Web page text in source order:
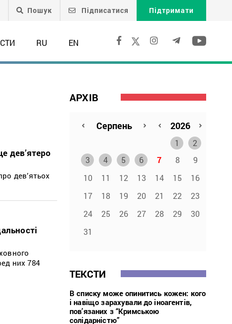
Пошук Підписатися Підтримати
RU EN
дев’ятеро
дев’ятьох
них 784
АРХІВ
1
2
3
4 5 6 7 8
9
10
11 12 13 14 15
16
17
18 19 20 21 22
23
24
25 26 27 28 29
30
31
ТЕКСТИ
В списку може опинитись кожен: кого
і навіщо зарахували до іноагентів,
пов’язаних з “Кримською
солідарністю”